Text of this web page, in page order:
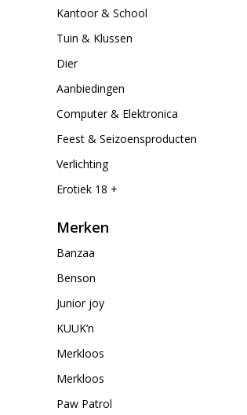
Kantoor & School
Tuin & Klussen
Dier
Aanbiedingen
Computer & Elektronica
Feest & Seizoensproducten
Verlichting
Erotiek 18 +
Merken
Banzaa
Benson
Junior joy
KUUK’n
Merkloos
Merkloos
Paw Patrol